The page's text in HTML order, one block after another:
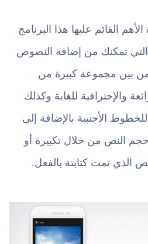
القائم عليها هذا البرنامج
التي تمكنك من إضافة النصوص
من بين مجموعة كبيرة من
والإحترافية للغاية وكذلك
الأجنبية بالإضافة إلى
النص من خلال تكبيرة أو
الذي تمت كتابتة بالفعل.